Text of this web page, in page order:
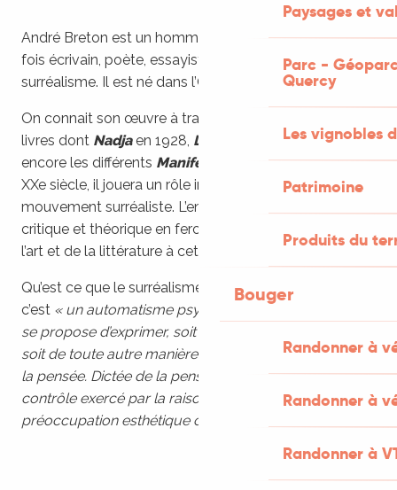
Paysages et
Parc -
Quercy
Les vignobles
Patrimoine
Produits du
Bouger
Randonner à
Randonner à
Randonner à
André Breton est un homme amoureux des mots, à la
fois écrivain, poète, essayiste et théoricien du
surréalisme. Il est né dans l’Orne, le 19 février 1896.
On connait son œuvre à travers quelques uns de ses
livres dont Nadjaen 1928, L’Amour fou
en 1937, ou
encore les différents Manifestes du surréalisme. Au
XXe siècle, il jouera un rôle important de chef de file du
mouvement surréaliste. L’ensemble de son œuvre
critique et théorique en feront une figure majeure de
l’art et de la littérature à cette époque.
Qu’est ce que le surréalisme ? Selon le dictionnaire,
c’est « un automatisme psychique pur, par lequel on
se propose d’exprimer, soit verbalement, soit par écrit,
soit de toute autre manière, le fonctionnement réel de
la pensée. Dictée de la pensée, en l’absence de tout
contrôle exercé par la raison, en dehors de toute
préoccupation esthétique ou morale. »